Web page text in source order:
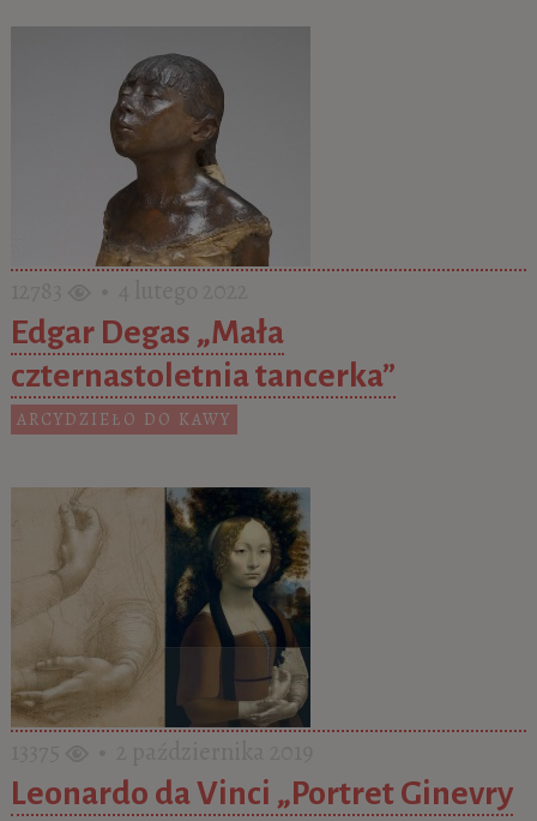
Edgar Degas „Mała
czternastoletnia tancerka”
ARCYDZIEŁO DO KAWY
Leonardo da Vinci „Portret Ginevry